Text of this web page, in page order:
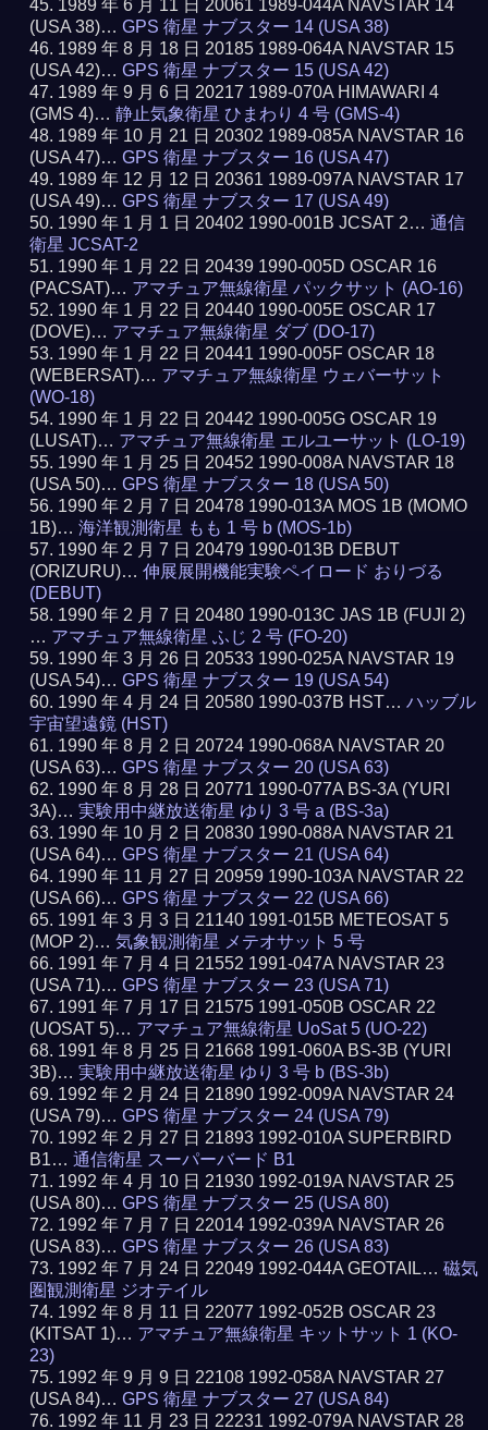
1989 年 6 月 11 日 20061 1989-044A NAVSTAR 14
(USA 38)…GPS 衛星 ナブスター 14 (USA 38)
1989 年 8 月 18 日 20185 1989-064A NAVSTAR 15
(USA 42)…GPS 衛星 ナブスター 15 (USA 42)
1989 年 9 月 6 日 20217 1989-070A HIMAWARI 4
(GMS 4)…静止気象衛星 ひまわり 4 号 (GMS-4)
1989 年 10 月 21 日 20302 1989-085A NAVSTAR 16
(USA 47)…GPS 衛星 ナブスター 16 (USA 47)
1989 年 12 月 12 日 20361 1989-097A NAVSTAR 17
(USA 49)…GPS 衛星 ナブスター 17 (USA 49)
1990 年 1 月 1 日 20402 1990-001B JCSAT 2…通信
衛星 JCSAT-2
1990 年 1 月 22 日 20439 1990-005D OSCAR 16
(PACSAT)… アマチュア無線衛星 パックサット (AO-16)
1990 年 1 月 22 日 20440 1990-005E OSCAR 17
(DOVE)… アマチュア無線衛星 ダブ (DO-17)
1990 年 1 月 22 日 20441 1990-005F OSCAR 18
(WEBERSAT)… アマチュア無線衛星 ウェバーサット
(WO-18)
1990 年 1 月 22 日 20442 1990-005G OSCAR 19
(LUSAT)… アマチュア無線衛星 エルユーサット (LO-19)
1990 年 1 月 25 日 20452 1990-008A NAVSTAR 18
(USA 50)…GPS 衛星 ナブスター 18 (USA 50)
1990 年 2 月 7 日 20478 1990-013A MOS 1B (MOMO
1B)…海洋観測衛星 もも 1 号 b (MOS-1b)
1990 年 2 月 7 日 20479 1990-013B DEBUT
(ORIZURU)…伸展展開機能実験ペイロード おりづる
(DEBUT)
1990 年 2 月 7 日 20480 1990-013C JAS 1B (FUJI 2)
… アマチュア無線衛星 ふじ 2 号 (FO-20)
1990 年 3 月 26 日 20533 1990-025A NAVSTAR 19
(USA 54)…GPS 衛星 ナブスター 19 (USA 54)
1990 年 4 月 24 日 20580 1990-037B HST…ハッブル
宇宙望遠鏡 (HST)
1990 年 8 月 2 日 20724 1990-068A NAVSTAR 20
(USA 63)…GPS 衛星 ナブスター 20 (USA 63)
1990 年 8 月 28 日 20771 1990-077A BS-3A (YURI
3A)…実験用中継放送衛星 ゆり 3 号 a (BS-3a)
1990 年 10 月 2 日 20830 1990-088A NAVSTAR 21
(USA 64)…GPS 衛星 ナブスター 21 (USA 64)
1990 年 11 月 27 日 20959 1990-103A NAVSTAR 22
(USA 66)…GPS 衛星 ナブスター 22 (USA 66)
1991 年 3 月 3 日 21140 1991-015B METEOSAT 5
(MOP 2)…気象観測衛星 メテオサット 5 号
1991 年 7 月 4 日 21552 1991-047A NAVSTAR 23
(USA 71)…GPS 衛星 ナブスター 23 (USA 71)
1991 年 7 月 17 日 21575 1991-050B OSCAR 22
(UOSAT 5)… アマチュア無線衛星 UoSat 5 (UO-22)
1991 年 8 月 25 日 21668 1991-060A BS-3B (YURI
3B)…実験用中継放送衛星 ゆり 3 号 b (BS-3b)
1992 年 2 月 24 日 21890 1992-009A NAVSTAR 24
(USA 79)…GPS 衛星 ナブスター 24 (USA 79)
1992 年 2 月 27 日 21893 1992-010A SUPERBIRD
B1…通信衛星 スーパーバード B1
1992 年 4 月 10 日 21930 1992-019A NAVSTAR 25
(USA 80)…GPS 衛星 ナブスター 25 (USA 80)
1992 年 7 月 7 日 22014 1992-039A NAVSTAR 26
(USA 83)…GPS 衛星 ナブスター 26 (USA 83)
1992 年 7 月 24 日 22049 1992-044A GEOTAIL…磁気
圏観測衛星 ジオテイル
1992 年 8 月 11 日 22077 1992-052B OSCAR 23
(KITSAT 1)… アマチュア無線衛星 キットサット 1 (KO-
23)
1992 年 9 月 9 日 22108 1992-058A NAVSTAR 27
(USA 84)…GPS 衛星 ナブスター 27 (USA 84)
1992 年 11 月 23 日 22231 1992-079A NAVSTAR 28